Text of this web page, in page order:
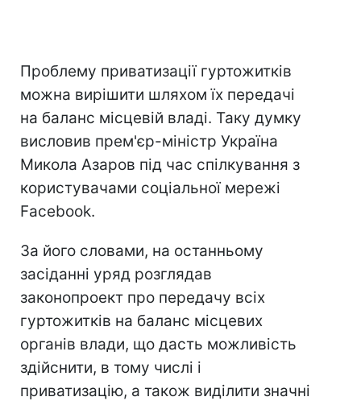
Проблему приватизації гуртожитків
можна вирішити шляхом їх передачі
на баланс місцевій владі. Таку думку
висловив прем'єр-міністр Україна
Микола Азаров під час спілкування з
користувачами соціальної мережі
Facebook.
За його словами, на останньому
засіданні уряд розглядав
законопроект про передачу всіх
гуртожитків на баланс місцевих
органів влади, що дасть можливість
здійснити, в тому числі і
приватизацію, а також виділити значні